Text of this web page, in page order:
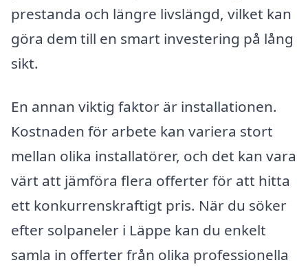
prestanda och längre livslängd, vilket kan
göra dem till en smart investering på lång
sikt.
En annan viktig faktor är installationen.
Kostnaden för arbete kan variera stort
mellan olika installatörer, och det kan vara
värt att jämföra flera offerter för att hitta
ett konkurrenskraftigt pris. När du söker
efter solpaneler i Läppe kan du enkelt
samla in offerter från olika professionella